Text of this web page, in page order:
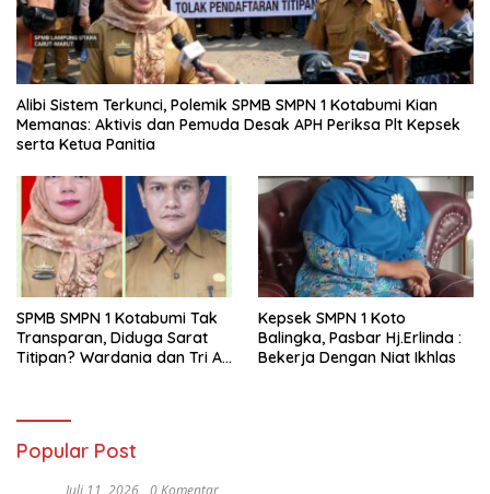
Alibi Sistem Terkunci, Polemik SPMB SMPN 1 Kotabumi Kian
Memanas: Aktivis dan Pemuda Desak APH Periksa Plt Kepsek
serta Ketua Panitia
SPMB SMPN 1 Kotabumi Tak
Transparan, Diduga Sarat
Titipan? Wardania dan Tri Aji
Kepsek SMPN 1 Koto
Balingka, Pasbar Hj.Erlinda :
Bekerja Dengan Niat Ikhlas
Popular Post
Juli 11, 2026 0 Komentar